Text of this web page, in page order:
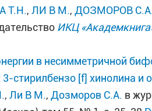
Т.Н.,ЛИ В М.,ДОЗМОРОВ С.А.
ИКЦ
в несимметричной
стирилбензо [f] хинолина и
,Ли В М.,Дозморов С.А. в